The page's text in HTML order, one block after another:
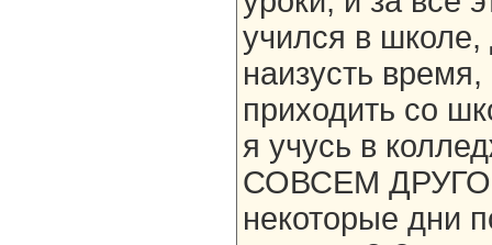
учился в
наизусть
приходить со
я учусь в
СОВСЕМ
некоторые дни